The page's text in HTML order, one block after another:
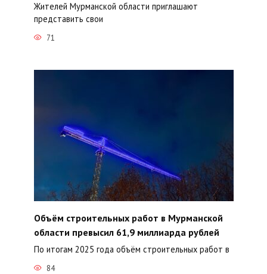
Жителей Мурманской области приглашают
представить свои
71
Объём строительных работ в Мурманской
области превысил 61,9 миллиарда рублей
По итогам 2025 года объём строительных работ в
84